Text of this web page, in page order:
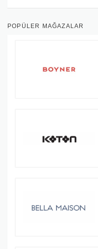
POPÜLER MAĞAZALAR